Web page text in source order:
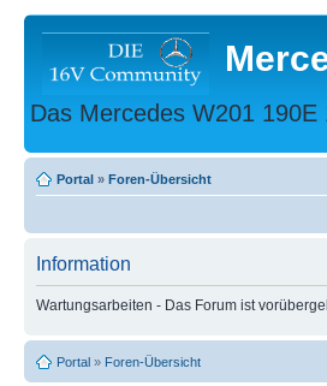
Das Mercedes W201 190E
Portal » Foren-Übersicht
Information
Wartungsarbeiten - Das Forum ist
Portal » Foren-Übersicht